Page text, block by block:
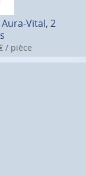
Vital, 2
/ pièce